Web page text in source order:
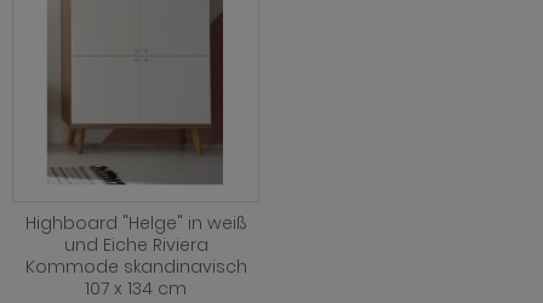
Highboard "Helge" in weiß
und Eiche Riviera
Kommode skandinavisch
107 x 134 cm